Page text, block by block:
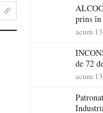
șoferi
singură
prins în
acum
de 72
fără
acum